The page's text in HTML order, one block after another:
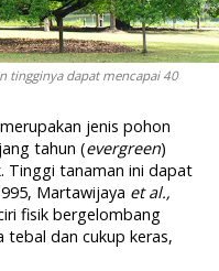
tingginya dapat mencapai 40
jenis pohon
tahun (evergreen)
Tinggi tanaman ini dapat
Martawijaya et al.,
fisik bergelombang
tebal dan cukup keras,